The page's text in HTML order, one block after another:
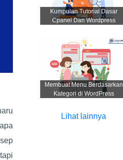
Kumpulan Tutorial Dasar
Cpanel Dan Wordpress
Membuat Menu Berdasarkan
Kategori di WordPress
Lihat lainnya